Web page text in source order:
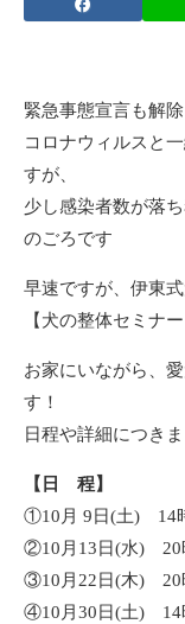
緊急事態宣言も解除
コロナウィルスと
すが、
少し感染者数が落
のごろです
早速ですが、伊東式
【犬の整体セミナ
お家にいながら、
す！
日程や詳細につき
【日 程】
①10月 9日(土) 14
②10月13日(水) 20
③10月22日(木) 20
④10月30日(土) 14